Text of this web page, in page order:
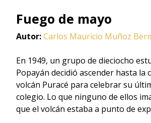
Fuego de mayo
Autor:Carlos Mauricio Muñoz
En 1949, un grupo de dieciocho
Popayán decidió ascender hasta la
volcán Puracé para celebrar su
colegio. Lo que ninguno de ellos
que el volcán estaba a punto de